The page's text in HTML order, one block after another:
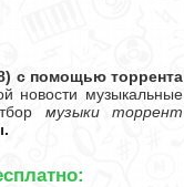
с помощью торрента
новости музыкальные
музыки торрент